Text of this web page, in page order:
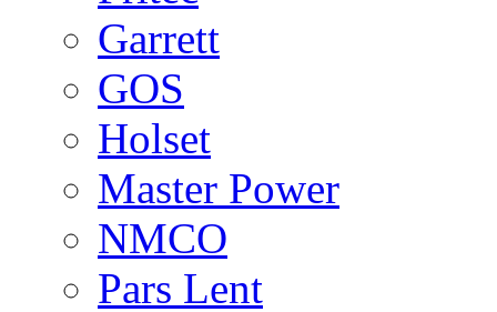
Garrett
GOS
Holset
Master Power
NMCO
Pars Lent